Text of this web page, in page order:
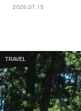
2026.07.15
TRAVEL